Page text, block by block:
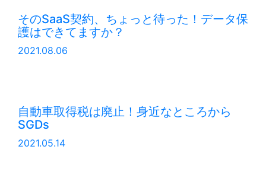
そのSaaS契約、ちょっと待った！データ保
護はできてますか？
2021.08.06
自動車取得税は廃止！身近なところから
SGDs
2021.05.14